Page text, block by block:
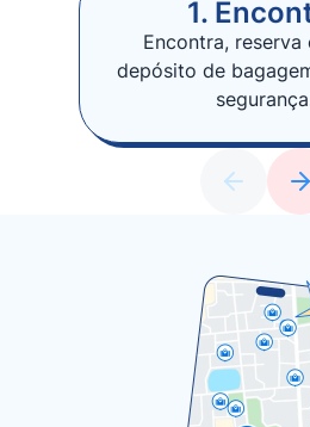
1.
Encontra, reserva
depósito de